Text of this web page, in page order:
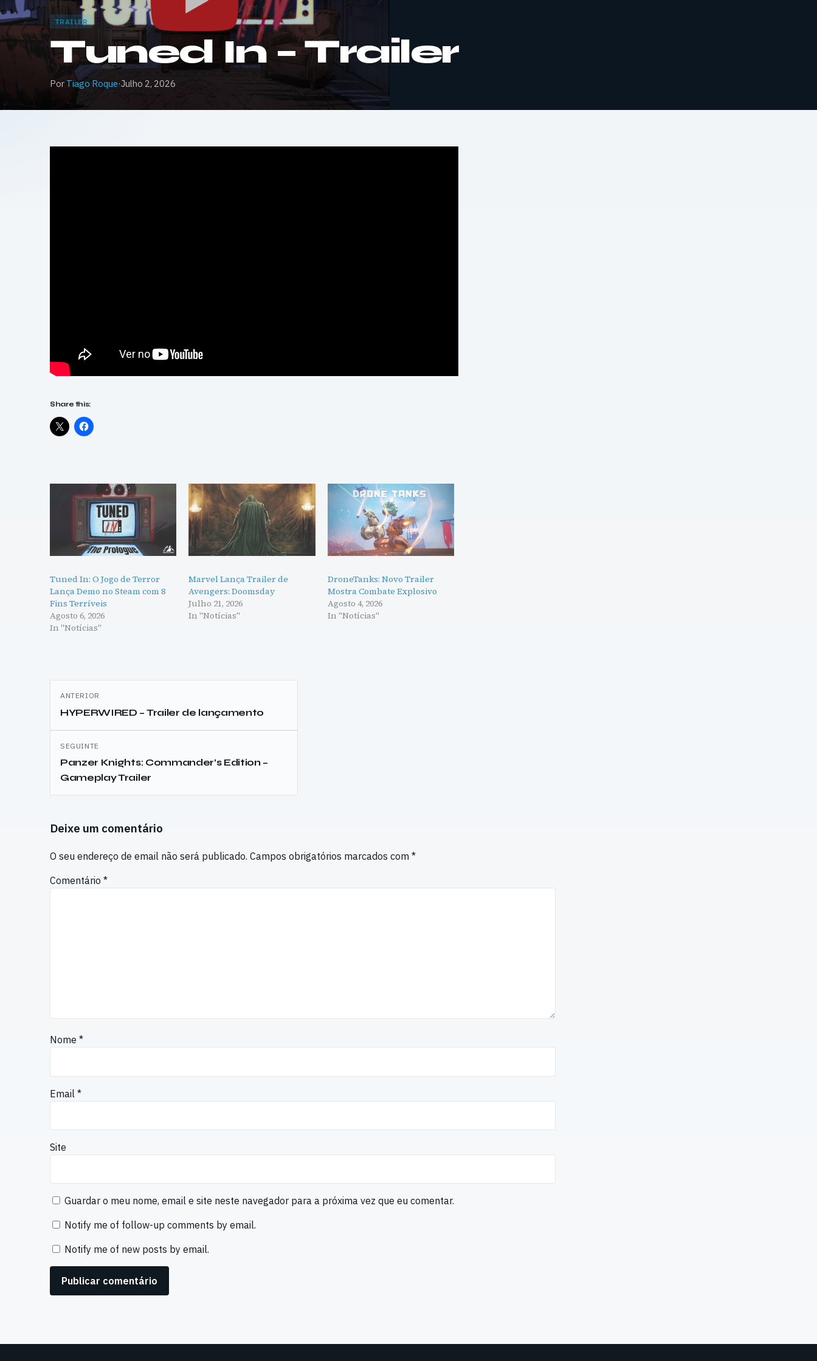
TRAILER
Tuned In – Trailer
Por Tiago Roque·Julho 2, 2026
Share this:
Tuned In: O Jogo de Terror
Lança Demo no Steam com 8
Fins Terríveis
Agosto 6, 2026
In "Notícias"
Marvel Lança Trailer de
Avengers: Doomsday
Julho 21, 2026
In "Notícias"
DroneTanks: Novo Trailer
Mostra Combate Explosivo
Agosto 4, 2026
In "Notícias"
Navegação
de
artigos
ANTERIOR
HYPERWIRED – Trailer de lançamento
SEGUINTE
Panzer Knights: Commander’s Edition –
Gameplay Trailer
Deixe um comentário
O seu endereço de email não será publicado. Campos obrigatórios marcados com *
Comentário *
Nome *
Email *
Site
Guardar o meu nome, email e site neste navegador para a próxima vez que eu comentar.
Notify me of follow-up comments by email.
Notify me of new posts by email.